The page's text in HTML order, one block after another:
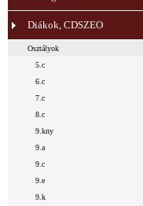
Diákok, CDSZEO
Osztályok
5.c
6.c
7.c
8.c
9.kny
9.a
9.c
9.e
9.k